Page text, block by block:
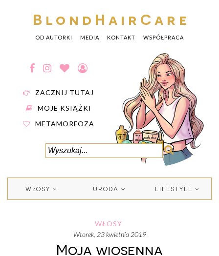
BlondHairCare
OD AUTORKI MEDIA KONTAKT WSPÓŁPRACA
ZACZNIJ TUTAJ
MOJE KSIĄŻKI
METAMORFOZA
WŁOSY URODA LIFESTYLE
WŁOSY
wtorek, 23 kwietnia 2019
Moja wiosenna